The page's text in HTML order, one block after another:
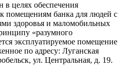
в целях обеспечения
помещениям банка для людей с
здоровья и маломобильных
«разумного
эксплуатируемое помещение
по адресу: Луганская
ул. Центральная, д. 19.